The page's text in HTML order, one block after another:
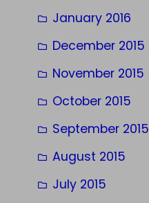
January 2016
December 2015
November 2015
October 2015
September 2015
August 2015
July 2015